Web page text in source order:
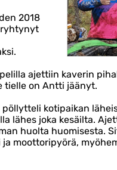
2018
ajettiin kaverin
tielle on Antti jäänyt.
kotipaikan
lähes joka kesäilta.
huolta huomisesta.
ja moottoripyörä,